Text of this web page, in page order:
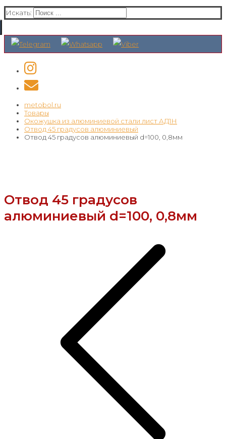
Искать:
metobol.ru
Товары
Окожушка из алюминиевой стали лист АД1Н
Отвод 45 градусов алюминиевый
Отвод 45 градусов алюминиевый d=100, 0,8мм
Отвод 45 градусов
алюминиевый d=100, 0,8мм